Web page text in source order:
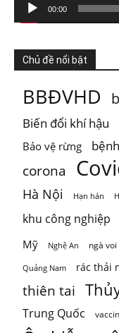
Xem trên Facebook ·
5 ngày trước
Khí hậu, đa dạng
thêm
Photo
Xem trên Facebook ·
00:00
Chủ đề nổi bật
BBĐVHD
Biến đổi khí hậu
Bảo vệ rừng
corona
Hà Nội Hạn hán
khu công nghiệp
Mỹ Nghệ An ngà voi
Quảng Nam rác thải
thiên tai
Trung Quốc